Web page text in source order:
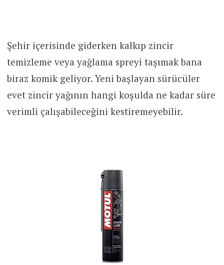
Şehir içerisinde giderken kalkıp zincir
temizleme veya yağlama spreyi taşımak bana
biraz komik geliyor. Yeni başlayan sürücüler
evet zincir yağının hangi koşulda ne kadar süre
verimli çalışabileceğini kestiremeyebilir.